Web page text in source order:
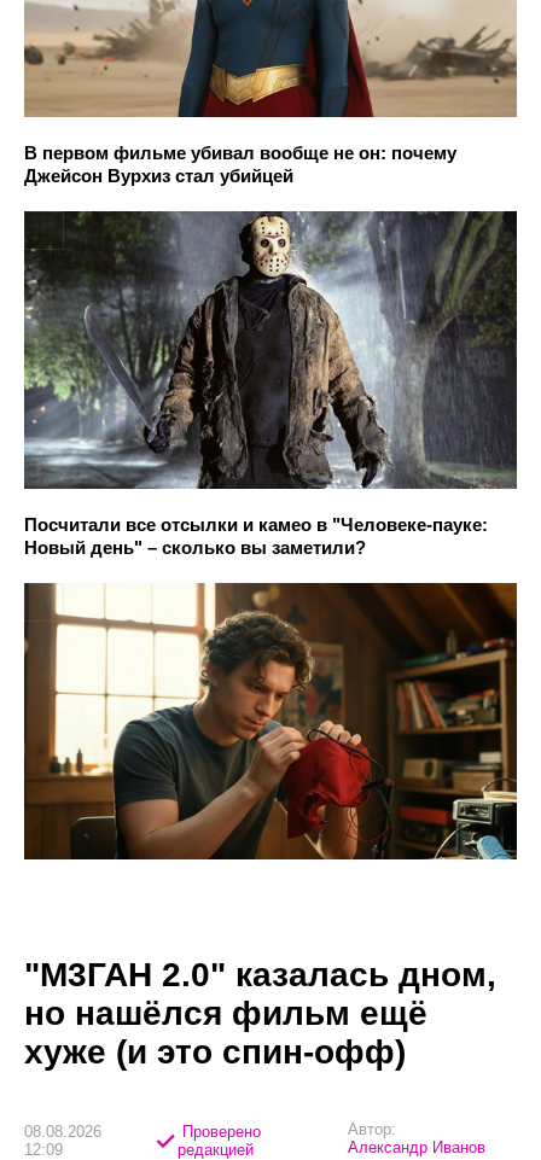
В первом фильме убивал вообще не он: почему
Джейсон Вурхиз стал убийцей
Посчитали все отсылки и камео в "Человеке-пауке:
Новый день" – сколько вы заметили?
"М3ГАН 2.0" казалась дном,
но нашёлся фильм ещё
хуже (и это спин-офф)
08.08.2026
12:09
Проверено
редакцией
Автор:
Александр Иванов